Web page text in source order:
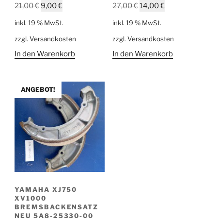
21,00€Ursprünglicher
21,00 €
9,00€Aktueller
9,00 €.
inkl. 19 % MwSt.
zzgl. Versandkosten
In den Warenkorb
27,00€Ursprünglicher
27,00 €
14,00€Aktueller
14,00 €.
inkl. 19 % MwSt.
zzgl. Versandkosten
In den Warenkorb
ANGEBOT!
YAMAHA XJ750
XV1000
BREMSBACKENSATZ
NEU 5A8-25330-00